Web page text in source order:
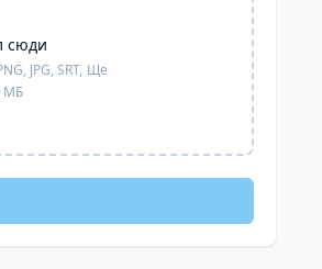
сюди
JPG, SRT, Ще
МБ